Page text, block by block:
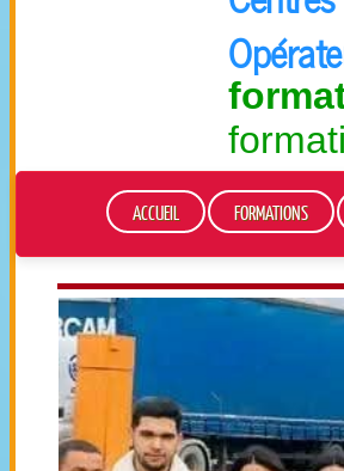
ACCUEIL FORMATIONS